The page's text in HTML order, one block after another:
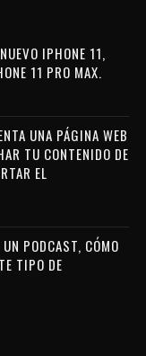
IPHONE 11,
11 PRO MAX.
UNA PÁGINA WEB
TU CONTENIDO DE
EL
PODCAST, CÓMO
TIPO DE